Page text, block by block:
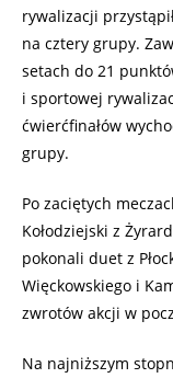
rywalizacji
na cztery grupy.
setach do 21
i sportowej
ćwierćfinałów
grupy.
Po zaciętych
Kołodziejski z
pokonali duet z
Więckowskiego i
zwrotów akcji w
Na najniższym